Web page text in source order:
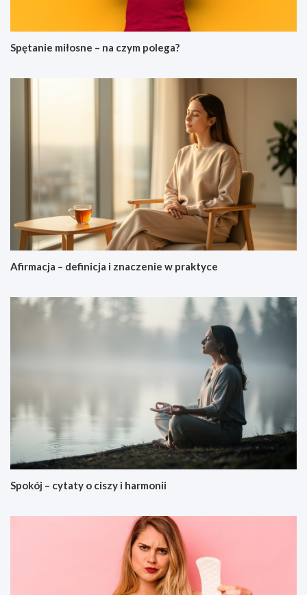
Spętanie miłosne – na czym polega?
Afirmacja – definicja i znaczenie w praktyce
Spokój – cytaty o ciszy i harmonii